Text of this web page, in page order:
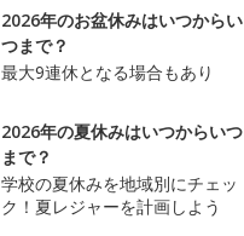
2026年のお盆休みはいつからい
つまで？
最大9連休となる場合もあり
2026年の夏休みはいつからいつ
まで？
学校の夏休みを地域別にチェッ
ク！夏レジャーを計画しよう